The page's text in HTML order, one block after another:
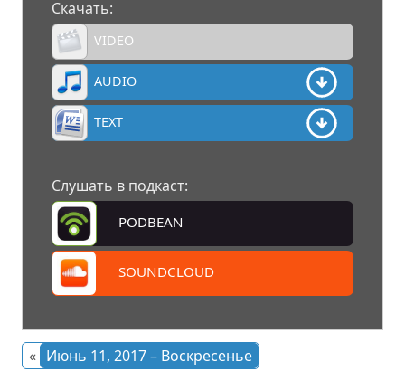
Скачать:
VIDEO
AUDIO
TEXT
Слушать в подкаст:
PODBEAN
SOUNDCLOUD
« Июнь 11, 2017 – Воскресенье